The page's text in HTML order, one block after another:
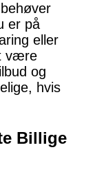
er på
eller
være
og
hvis
Billige